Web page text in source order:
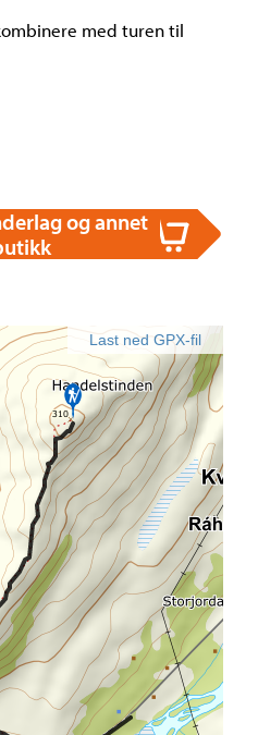
med turen til
og annet
Last ned GPX-fil